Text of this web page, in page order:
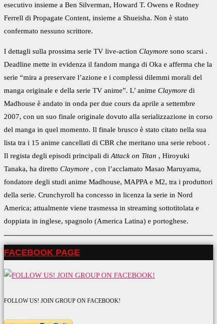
esecutivo insieme a Ben Silverman, Howard T. Owens e Rodney
Ferrell di Propagate Content, insieme a Shueisha. Non è stato
confermato nessuno scrittore.
I dettagli sulla prossima serie TV live-action Claymore sono scarsi .
Deadline mette in evidenza il fandom manga di Oka e afferma che la
serie “mira a preservare l’azione e i complessi dilemmi morali del
manga originale e della serie TV anime”. L’ anime Claymore di
Madhouse è andato in onda per due cours da aprile a settembre
2007, con un suo finale originale dovuto alla serializzazione in corso
del manga in quel momento. Il finale brusco è stato citato nella sua
lista tra i 15 anime cancellati di CBR che meritano una serie reboot .
Il regista degli episodi principali di Attack on Titan , Hiroyuki
Tanaka, ha diretto Claymore , con l’acclamato Masao Maruyama,
fondatore degli studi anime Madhouse, MAPPA e M2, tra i produttori
della serie. Crunchyroll ha concesso in licenza la serie in Nord
America; attualmente viene trasmessa in streaming sottotitolata e
doppiata in inglese, spagnolo (America Latina) e portoghese.
FACEBOOK PAGE
FOLLOW US! JOIN GROUP ON FACEBOOK!